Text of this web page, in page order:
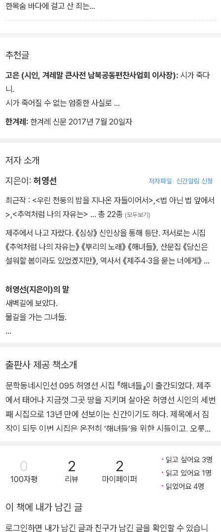
한목숨 바다에 걸고 산 죄는
있습니다만,
전복 해초 바다 물건 제값 달란 죄
악덕 상인 파면하란 죄
바다는 우리 밭, 호미 들고 빗창 든 죄
돌담 위로 난바다 식민의 바람 편향적으로 불 때
꿈마저 호송당했습니다
그때 알았습니다
캄캄한 동굴 같은 감옥에서
갇힌 물은 때론 죽음 같은 고문 되는 것
우리 혈맥 다 끊어도 우리 사랑 막지 못한다,
사랑 없는 숨비질은 죽음이란 것
소금꽃 얼음꽃 물 아닌 감옥에서 피웠습니다
끝끝내 살아남아 이룬 것 하나
-「해녀 김옥련 1」전문
추천글
고은 (시인, 겨레말 큰사전 남북공동편찬사업회 이사장): 시가 죽다
니.
시가 죽어질 수 없는 엄중한 사실로
여기에 이 시집이 있다.
또 읽었다.
서울의 수많은 에고 시편들도 내 시도 유죄였다.
꽃이 피의 꽃이라는 것.
울음이 저 캄캄한 물속의 울음이라는 것.
이제야 제주도의 육친 같은 진실이 제대로 솟아났다.
이제서야 제주도의 삶으로부터 제주도의 시가
세상의 형식 위로 솟아올랐다.
한겨레: 한겨레 신문 2017년 7월 20일자
저자 소개
지은이: 허영선 저자파일 신간알림 신청
최근작 : <우린 천둥의 밤을 지나온 자들이어서> <법 아닌 법 앞에서
> <추억처럼 나의 자유는> … 총 22종 (모두보기)
제주에서 나고 자랐다. 《심상》 신인상을 통해 등단. 저서로는 시집
《추억처럼 나의 자유는》 《뿌리의 노래》 《해녀들》, 산문집 《당신은
설워할 봄이라도 있었겠지만》, 역사서 《제주4·3을 묻는 너에게》 등
허영선(지은이)의 말
새벽길에 보았다.
물길을 가는 그녀들.
별처럼 우수수
붉은 바다로 뛰어드는 그녀들.
나는 그저 그녀들을 뒤따를 뿐이다.
물의 시를 쓰는 물속의 생과
몸의 시를 쓰는 모든 물 밖의 생을
내 안에 오래도록 꽉 차 있던 소리
숨이 팍 그차질 때 터지는 그 소리
그 소리를 따라 여기까지 왔다.
출판사 제공 책소개
문학동네시인선 095 허영선 시집 『해녀들』이 출간되었다. 제주
에서 태어나 지금껏 그곳 땅을 지키며 살아온 허영선 시인의 세번
째 시집으로 13년 만에 선보이는 신간이기도 하다. 제목에서 짐
작이 되듯 이번 시집은 온전히 ‘해녀들’을 위한 시들이고, 오롯이
해서 잘 몰랐던 우리들을 위한 시들이기도 하고, 일견 ‘해녀들’에
대해 잘 알기를 바라는 시인을 위한 시들이기도 하다. 받침 하나
없이 쉽게 발음되는 해녀, 그 해녀가 누구인지 누가 모를까 싶은
같은 막막함이 다분해 이를 벗겨보자 할 작심에 쓰인 이 시집은
총 2부로 나뉘어 전개되고 있다. 1부는 '해녀전'이라는 큰 타이틀
0
100자평
2
리뷰
2
마이페이퍼
읽고 싶어요 3명
읽고 있어요 1명
읽었어요 4명
이 책에 내가 남긴 글
로그인하면 내가 남긴 글과 친구가 남긴 글을 확인할 수 있습니